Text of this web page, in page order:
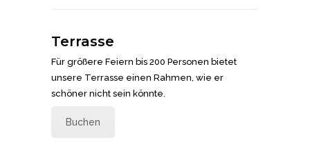
Terrasse
Für größere Feiern bis 200 Personen bietet
unsere Terrasse einen Rahmen, wie er
schöner nicht sein könnte.
Buchen